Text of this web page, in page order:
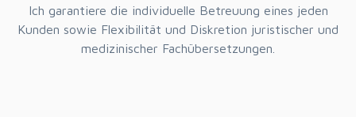
Ich garantiere die individuelle Betreuung eines jeden
Kunden sowie Flexibilität und Diskretion juristischer und
medizinischer Fachübersetzungen.